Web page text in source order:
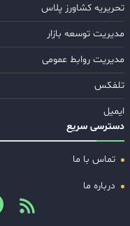
تحریریه کشاورز پلاس
مدیریت توسعه بازار
مدیریت روابط عمومی
تلفکس
ایمیل
دسترسی سریع
تماس با ما
درباره ما